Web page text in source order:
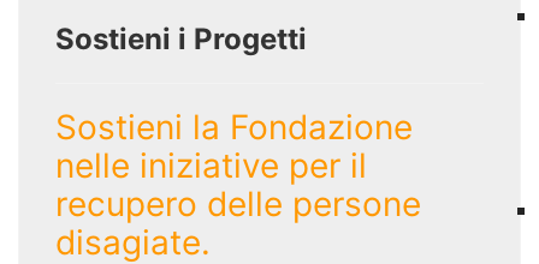
Sostieni i Progetti
Sostieni la Fondazione
nelle iniziative per il
recupero delle persone
disagiate.